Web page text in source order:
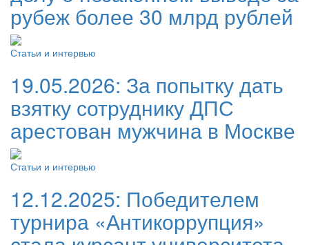
рубеж более 30 млрд рублей
Статьи и интервью
19.05.2026: За попытку дать
взятку сотруднику ДПС
арестован мужчина в Москве
Статьи и интервью
12.12.2025: Победителем
турнира «Антикоррупция»